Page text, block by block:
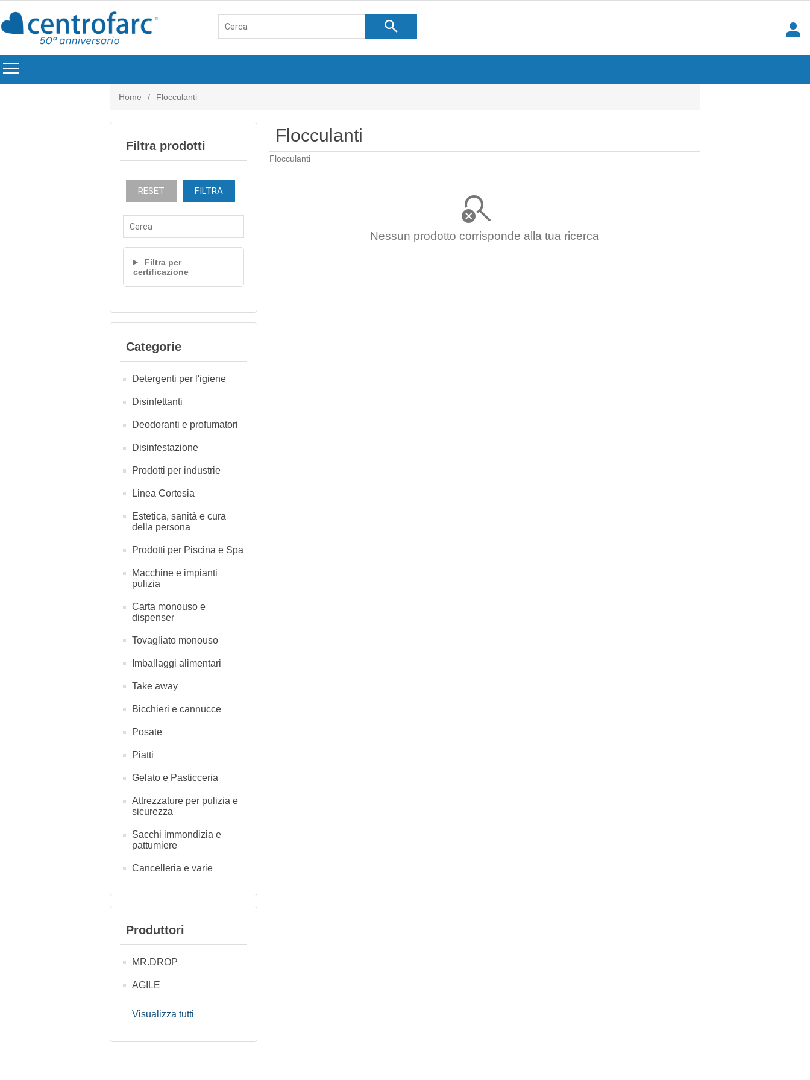
search
person
menu
Home / Flocculanti
Filtra prodotti
RESET FILTRA
Filtra per
certificazione
Categorie
Detergenti per l'igiene
Disinfettanti
Deodoranti e profumatori
Disinfestazione
Prodotti per industrie
Linea Cortesia
Estetica, sanità e cura
della persona
Prodotti per Piscina e Spa
Macchine e impianti
pulizia
Carta monouso e
dispenser
Tovagliato monouso
Imballaggi alimentari
Take away
Bicchieri e cannucce
Posate
Piatti
Gelato e Pasticceria
Attrezzature per pulizia e
sicurezza
Sacchi immondizia e
pattumiere
Cancelleria e varie
Produttori
MR.DROP
AGILE
Visualizza tutti
Flocculanti
Flocculanti
Nessun prodotto corrisponde alla tua ricerca